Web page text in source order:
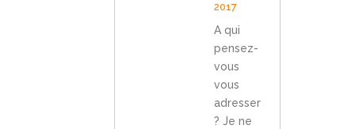
2017
A qui
pensez-
vous
vous
adresser
? Je ne